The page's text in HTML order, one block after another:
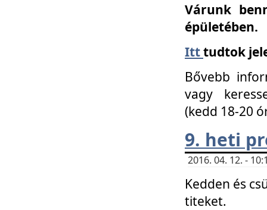
Várunk
épületében.
Itttudtok
Bővebb
vagy
(kedd 18-20
9. heti
2016. 04. 12. -
Kedden és
titeket.